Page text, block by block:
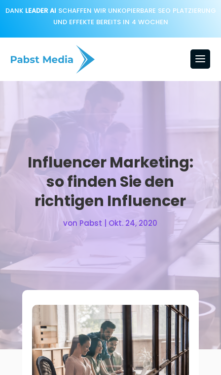
DANK LEADER AI SCHAFFEN WIR UNKOPIERBARE SEO PLATZIERUNG
UND EFFEKTE BEREITS IN 4 WOCHEN
Influencer Marketing:
so finden Sie den
richtigen Influencer
von Pabst Okt. 24, 2020